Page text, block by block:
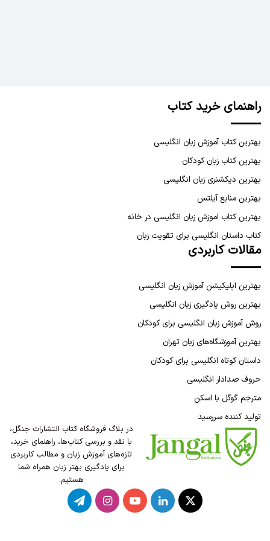
راهنمای خرید کتاب
بهترین کتاب آموزش زبان انگلیسی
بهترین کتاب زبان کودکان
بهترین دیکشنری زبان انگلیسی
بهترین منابع آیلتس
بهترین کتاب اموزش زبان انگلیسی در خانه
کتاب داستان انگلیسی برای تقویت زبان
مقالات کاربردی
بهترین اپلیکیشن آموزش زبان انگلیسی
بهترین روش یادگیری زبان انگلیسی
روش آموزش زبان انگلیسی برای کودکان
بهترین آموزشگاه‌های زبان تهران
داستان کوتاه انگلیسی برای کودکان
حروف صدادار انگلیسی
مترجم گوگل با اسکن
تولید کننده سررسید
در بلاگ فروشگاه کتاب انتشارات جنگل،
با نقد و بررسی کتاب‌ها، راهنمای خرید،
تازه‌های آموزش زبان و مطالب کاربردی
برای یادگیری بهتر زبان همراه شما
هستیم.
X لینکدینیوتیوباینستاگرامتلگرام